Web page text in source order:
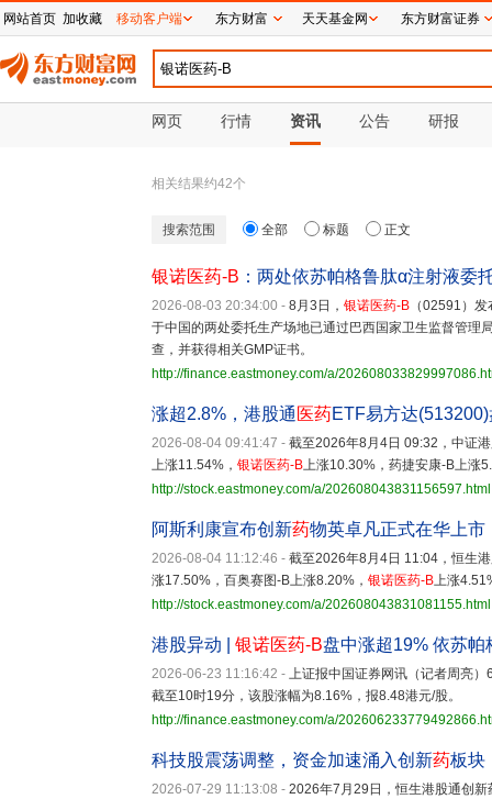
网页 行情 资讯 公告 研报
相关结果约42个
搜索范围 全部 标题 正文
银诺医药-B ：两处依苏帕格鲁肽α注射液委
2026-08-03 20:34:00 - 8月3日， 银诺医药-B （02591）
于中国的两处委托生产场地已通过巴西国家卫生监督管理
查，并获得相关GMP证书。
http://finance.eastmoney.com/a/
涨超2.8%，港股通 医药ETF易方达
2026-08-04 09:41:47 - 截至2026年8月4日 09:32，中证
上涨11.54%， 银诺医药-B上涨10.30%，药捷安康-B上涨
http://stock.eastmoney.com/a/202608043831156597.html
阿斯利康宣布创新药物英卓凡正式在华上市
2026-08-04 11:12:46 - 截至2026年8月4日 11:04，恒生
涨17.50%，百奥赛图-B上涨8.20%， 银诺医药-B上涨
http://stock.eastmoney.com/a/202608043831081155.html
港股异动 | 银诺医药-B盘中涨超19% 依苏
2026-06-23 11:16:42 - 上证报中国证券网讯（记者周亮）
截至10时19分，该股涨幅为8.16%，报8.48港元/股。
http://finance.eastmoney.com/a/
科技股震荡调整，资金加速涌入创新药板块
2026-07-29 11:13:08 - 2026年7月29日，恒生港股通创
网站首页 加收藏 移动客户端 东方财富 天天基金网 东方财富证券